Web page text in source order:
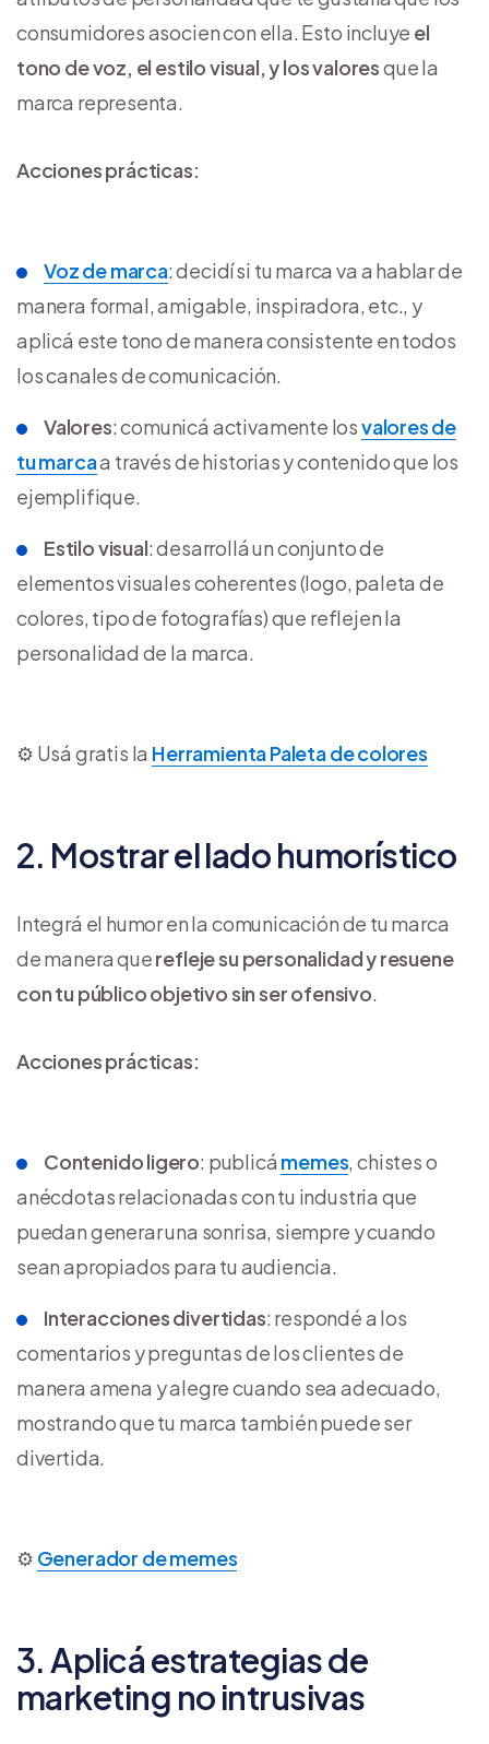
consumidores asocien con ella. Esto incluye el
tono de voz, el estilo visual, y los valoresque la
marca representa.
Acciones prácticas:
Voz de marca: decidí si tu marca va a hablar de
manera formal, amigable, inspiradora, etc., y
aplicá este tono de manera consistente en todos
los canales de comunicación.
Valores: comunicá activamente losvalores de
tu marcaa través de historias y contenido que los
ejemplifique.
Estilo visual: desarrollá un conjunto de
elementos visuales coherentes (logo, paleta de
colores, tipo de fotografías) que reflejen la
personalidad de la marca.
⚙️ Usá gratis la Herramienta Paleta de colores
2. Mostrar el lado humorístico
Integrá el humor en la comunicación de tu marca
de manera querefleje su personalidad y resuene
con tu público objetivo sin ser ofensivo.
Acciones prácticas:
Contenido ligero: publicá memes, chistes o
anécdotas relacionadas con tu industria que
puedan generar una sonrisa, siempre y cuando
sean apropiados para tu audiencia.
Interacciones divertidas: respondé a los
comentarios y preguntas de los clientes de
manera amena y alegre cuando sea adecuado,
mostrando que tu marca también puede ser
divertida.
⚙️ Generador de memes
3. Aplicá estrategias de
marketing no intrusivas